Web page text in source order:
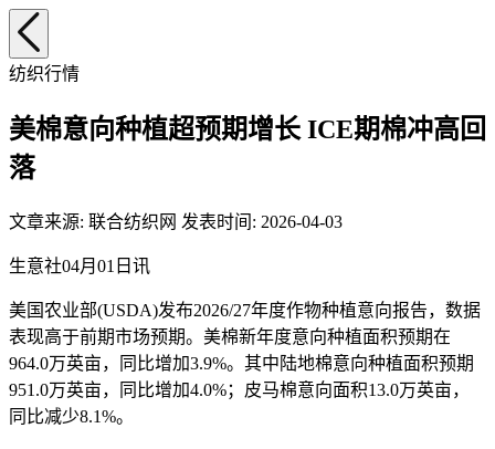
纺织行情
美棉意向种植超预期增长 ICE期棉冲高回
落
文章来源: 联合纺织网 发表时间: 2026-04-03
生意社04月01日讯
美国农业部(USDA)发布2026/27年度作物种植意向报告，数据
表现高于前期市场预期。美棉新年度意向种植面积预期在
964.0万英亩，同比增加3.9%。其中陆地棉意向种植面积预期
951.0万英亩，同比增加4.0%；皮马棉意向面积13.0万英亩，
同比减少8.1%。